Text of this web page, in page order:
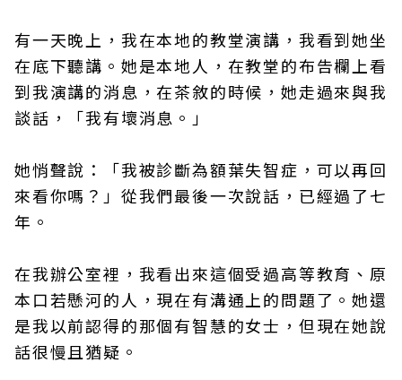
有一天晚上，我在本地的教堂演講，我看到她坐
在底下聽講。她是本地人，在教堂的布告欄上看
到我演講的消息，在茶敘的時候，她走過來與我
談話，「我有壞消息。」
她悄聲說：「我被診斷為額葉失智症，可以再回
來看你嗎？」從我們最後一次說話，已經過了七
年。
在我辦公室裡，我看出來這個受過高等教育、原
本口若懸河的人，現在有溝通上的問題了。她還
是我以前認得的那個有智慧的女士，但現在她說
話很慢且猶疑。